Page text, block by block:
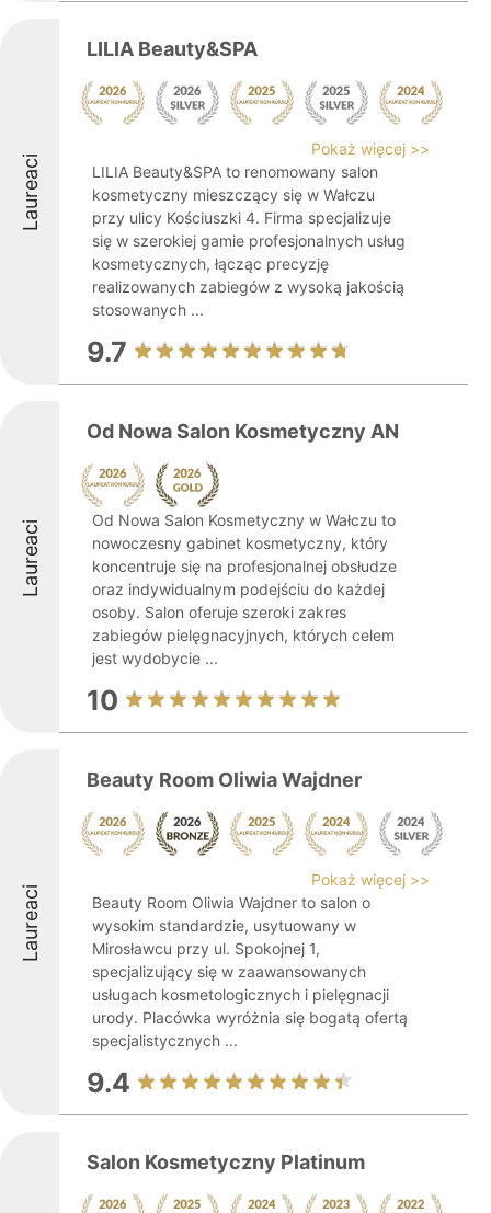
Laureaci
LILIA Beauty&SPA
Pokaż więcej >>
LILIA Beauty&SPA to renomowany salon
kosmetyczny mieszczący się w Wałczu
przy ulicy Kościuszki 4. Firma specjalizuje
się w szerokiej gamie profesjonalnych usług
kosmetycznych, łącząc precyzję
realizowanych zabiegów z wysoką jakością
stosowanych ...
9.7
Laureaci
Od Nowa Salon Kosmetyczny AN
Od Nowa Salon Kosmetyczny w Wałczu to
nowoczesny gabinet kosmetyczny, który
koncentruje się na profesjonalnej obsłudze
oraz indywidualnym podejściu do każdej
osoby. Salon oferuje szeroki zakres
zabiegów pielęgnacyjnych, których celem
jest wydobycie ...
10
Laureaci
Beauty Room Oliwia Wajdner
Pokaż więcej >>
Beauty Room Oliwia Wajdner to salon o
wysokim standardzie, usytuowany w
Mirosławcu przy ul. Spokojnej 1,
specjalizujący się w zaawansowanych
usługach kosmetologicznych i pielęgnacji
urody. Placówka wyróżnia się bogatą ofertą
specjalistycznych ...
9.4
Salon Kosmetyczny Platinum